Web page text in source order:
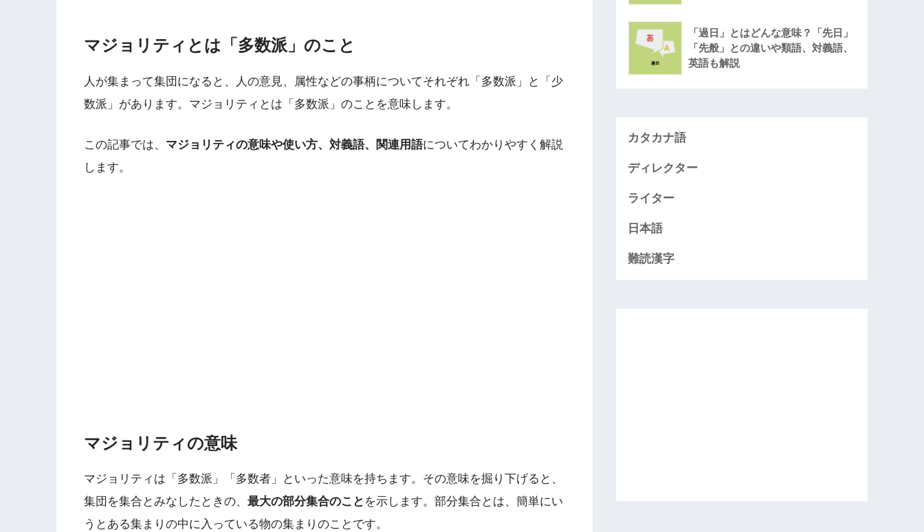
マジョリティとは「多数派」のこと
人が集まって集団になると、人の意見、属性などの事柄についてそれぞれ「多数派」と「少
数派」があります。マジョリティとは「多数派」のことを意味します。
この記事では、 マジョリティの意味や使い方、対義語、関連用語についてわかりやすく解説
します。
マジョリティの意味
マジョリティは「多数派」「多数者」といった意味を持ちます。その意味を掘り下げると、
集団を集合とみなしたときの、 最大の部分集合のこと を示します。部分集合とは、簡単にい
うとある集まりの中に入っている物の集まりのことです。
「過日」とはどんな意味？「先日」
「先般」との違いや類語、対義語、
英語も解説
カタカナ語
ディレクター
ライター
日本語
難読漢字